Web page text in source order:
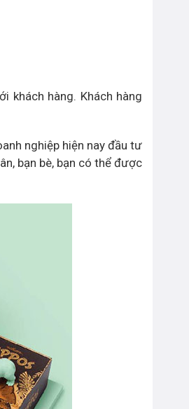
khách hàng. Khách hàng
nghiệp hiện nay đầu tư
bạn bè, bạn có thể được